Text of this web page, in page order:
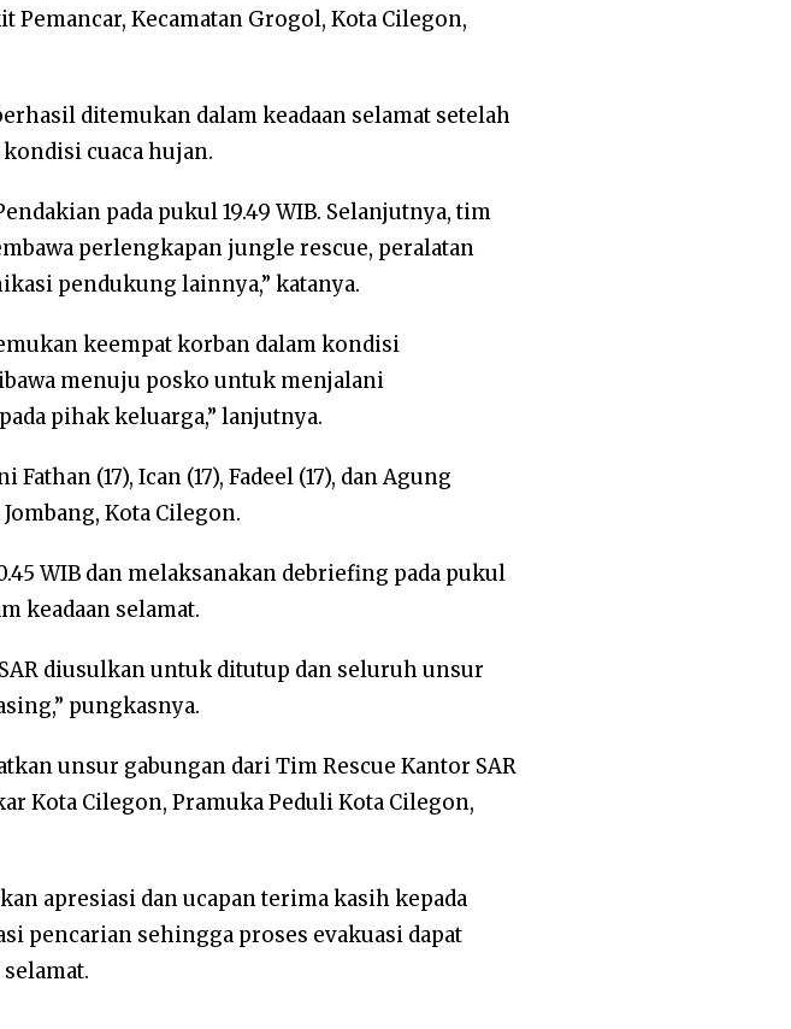
Kecamatan Grogol, Kota Cilegon,
ditemukan dalam keadaan selamat setelah
cuaca hujan.
pada pukul 19.49 WIB. Selanjutnya, tim
perlengkapan jungle rescue, peralatan
pendukung lainnya,” katanya.
keempat korban dalam kondisi
menuju posko untuk menjalani
pihak keluarga,” lanjutnya.
(17), Ican (17), Fadeel (17), dan Agung
Kota Cilegon.
WIB dan melaksanakan debriefing pada pukul
keadaan selamat.
diusulkan untuk ditutup dan seluruh unsur
pungkasnya.
unsur gabungan dari Tim Rescue Kantor SAR
Kota Cilegon, Pramuka Peduli Kota Cilegon,
apresiasi dan ucapan terima kasih kepada
pencarian sehingga proses evakuasi dapat